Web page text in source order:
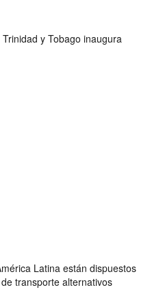
y Tobago inaugura
Latina están dispuestos
transporte alternativos